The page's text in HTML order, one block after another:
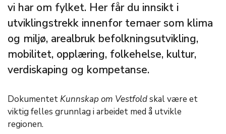
vi har om fylket. Her får du innsikt i
utviklingstrekk innenfor temaer som klima
og miljø, arealbruk befolkningsutvikling,
mobilitet, opplæring, folkehelse, kultur,
verdiskaping og kompetanse.
Dokumentet Kunnskap om Vestfoldskal være et
viktig felles grunnlag i arbeidet med å utvikle
regionen.